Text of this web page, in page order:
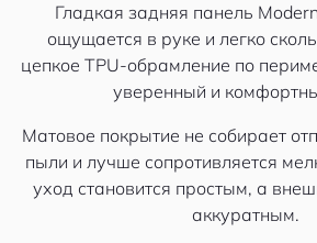
Гладкая задняя панель
ощущается в руке и легко
цепкое TPU-обрамление по
уверенный и
Матовое покрытие не собирает
пыли и лучше сопротивляется
уход становится простым, а
аккуратным.